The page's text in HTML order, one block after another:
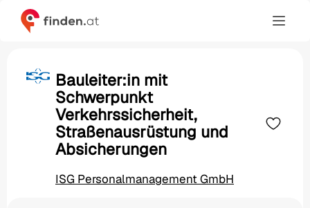
Bauleiter:in mit
Schwerpunkt
Verkehrssicherheit,
Straßenausrüstung und
Absicherungen
ISG Personalmanagement GmbH